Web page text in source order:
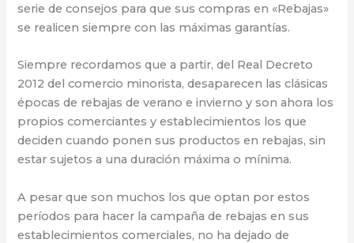
serie de consejos para que sus compras en «Rebajas»
se realicen siempre con las máximas garantías.
Siempre recordamos que a partir, del Real Decreto
2012 del comercio minorista, desaparecen las clásicas
épocas de rebajas de verano e invierno y son ahora los
propios comerciantes y establecimientos los que
deciden cuando ponen sus productos en rebajas, sin
estar sujetos a una duración máxima o mínima.
A pesar que son muchos los que optan por estos
períodos para hacer la campaña de rebajas en sus
establecimientos comerciales, no ha dejado de